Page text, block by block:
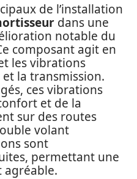
de l’installation
dans une
notable du
composant agit en
les vibrations
la transmission.
ces vibrations
et de la
sur des routes
volant
sont
permettant une
agréable.